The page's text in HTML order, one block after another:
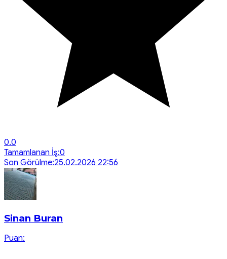
0.0
Tamamlanan İş:0
Son Görülme:25.02.2026 22:56
Sinan Buran
Puan: